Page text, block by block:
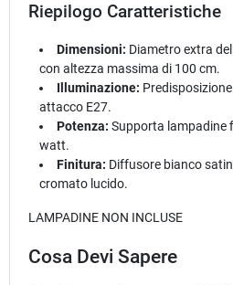
Riepilogo Caratteristiche
Dimensioni: Diametro extra
con altezza massima di 100 cm.
Illuminazione:
attacco E27.
Potenza: Supporta lampadine
watt.
Finitura: Diffusore bianco
cromato lucido.
LAMPADINE NON INCLUSE
Cosa Devi Sapere